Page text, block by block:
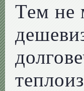
Тем не